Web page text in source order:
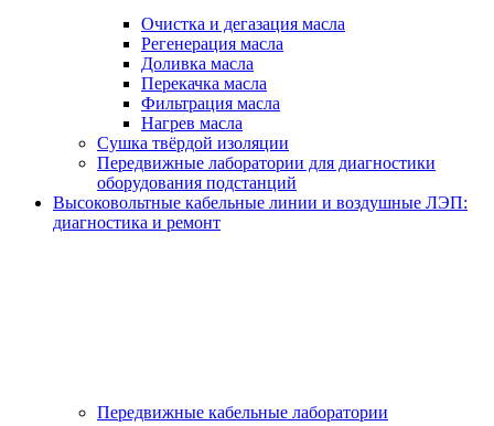
Очистка и дегазация масла
Регенерация масла
Доливка масла
Перекачка масла
Фильтрация масла
Нагрев масла
Сушка твёрдой изоляции
Передвижные лаборатории для диагностики
оборудования подстанций
Высоковольтные кабельные линии и воздушные ЛЭП:
диагностика и ремонт
Передвижные кабельные лаборатории